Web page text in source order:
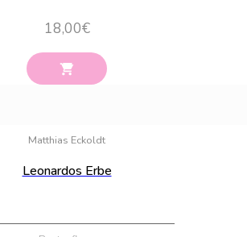
18,00€
Matthias Eckoldt
Leonardos Erbe